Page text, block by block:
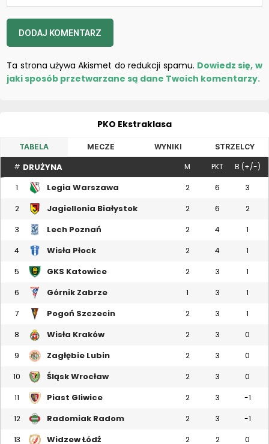
Ta strona używa Akismet do redukcji spamu. Dowiedz się, w
jaki sposób przetwarzane są dane Twoich komentarzy.
PKO Ekstraklasa
TABELA MECZE WYNIKI STRZELCY
# DRUŻYNA M PKT B (+/-)
1 Legia Warszawa 2 6 3
2 Jagiellonia Białystok 2 6 2
3 Lech Poznań 2 4 1
4 Wisła Płock 2 4 1
5 GKS Katowice 2 3 1
6 Górnik Zabrze 1 3 1
7 Pogoń Szczecin 2 3 1
8 Wisła Kraków 2 3 0
9 Zagłębie Lubin 2 3 0
10 Śląsk Wrocław 2 3 0
11 Piast Gliwice 2 3 -1
12 Radomiak Radom 2 3 -1
13 Widzew Łódź 2 2 0